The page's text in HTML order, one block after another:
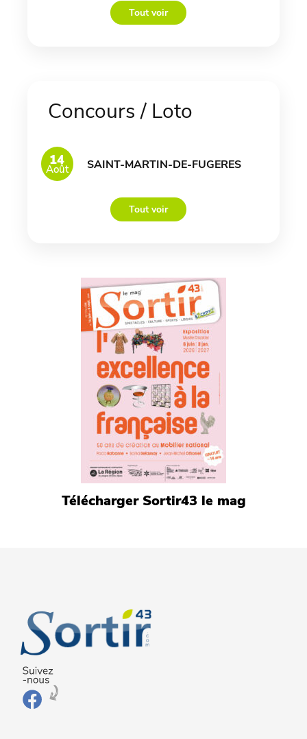
Tout voir
Concours / Loto
14
Août SAINT-MARTIN-DE-FUGERES
Tout voir
Télécharger Sortir43 le mag